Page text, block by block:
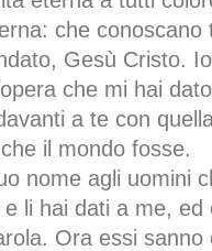
che conoscano
Gesù Cristo.
che mi hai
a te con
il mondo fosse.
nome agli uomini
li hai dati a me, ed
Ora essi